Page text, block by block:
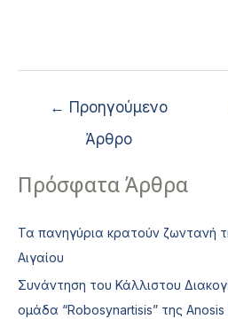
← Προηγούμενο
Άρθρο
Πρόσφατα Άρθρα
Τα πανηγύρια κρατούν ζωντανή
Αιγαίου
Συνάντηση του Κάλλιστου
ομάδα “Robosynartisis” της